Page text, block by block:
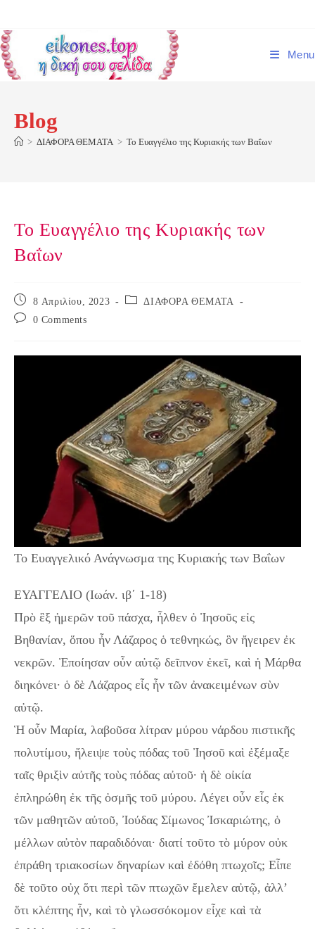
content
Menu
Blog
> ΔΙΑΦΟΡΑ ΘΕΜΑΤΑ > Το Ευαγγέλιο της Κυριακής των Βαΐων
Το Ευαγγέλιο της Κυριακής των
Βαΐων
Post
published:
8 Απριλίου, 2023
Post ΔΙΑΦΟΡΑ ΘΕΜΑΤΑ
Post
0 Comments
Το Ευαγγελικό Ανάγνωσμα της Κυριακής των Βαΐων
ΕΥΑΓΓΕΛΙΟ (Ιωάν. ιβ΄ 1-18)
Πρὸ ἓξ ἡμερῶν τοῦ πάσχα, ἦλθεν ὁ Ἰησοῦς εἰς
Βηθανίαν, ὅπου ἦν Λάζαρος ὁ τεθνηκώς, ὃν ἤγειρεν ἐκ
νεκρῶν. Ἐποίησαν οὖν αὐτῷ δεῖπνον ἐκεῖ, καὶ ἡ Μάρθα
διηκόνει· ὁ δὲ Λάζαρος εἷς ἦν τῶν ἀνακειμένων σὺν
αὐτῷ.
Ἡ οὖν Μαρία, λαβοῦσα λίτραν μύρου νάρδου πιστικῆς
πολυτίμου, ἤλειψε τοὺς πόδας τοῦ Ἰησοῦ καὶ ἐξέμαξε
ταῖς θριξὶν αὐτῆς τοὺς πόδας αὐτοῦ· ἡ δὲ οἰκία
ἐπληρώθη ἐκ τῆς ὀσμῆς τοῦ μύρου. Λέγει οὖν εἷς ἐκ
τῶν μαθητῶν αὐτοῦ, Ἰούδας Σίμωνος Ἰσκαριώτης, ὁ
μέλλων αὐτὸν παραδιδόναι· διατί τοῦτο τὸ μύρον οὐκ
ἐπράθη τριακοσίων δηναρίων καὶ ἐδόθη πτωχοῖς; Εἶπε
δὲ τοῦτο οὐχ ὅτι περὶ τῶν πτωχῶν ἔμελεν αὐτῷ, ἀλλ’
ὅτι κλέπτης ἦν, καὶ τὸ γλωσσόκομον εἶχε καὶ τὰ